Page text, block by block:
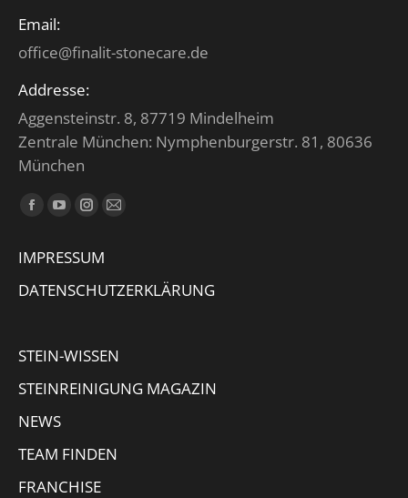
Email:
office@finalit-stonecare.de
Addresse:
Aggensteinstr. 8, 87719 Mindelheim
Zentrale München: Nymphenburgerstr. 81, 80636
München
Finden Sie uns auf:
Facebook
opens
in
YouTube
opens
in
Instagram
opens
in
E-
opens
window
IMPRESSUM
DATENSCHUTZERKLÄRUNG
STEIN-WISSEN
STEINREINIGUNG MAGAZIN
NEWS
TEAM FINDEN
FRANCHISE